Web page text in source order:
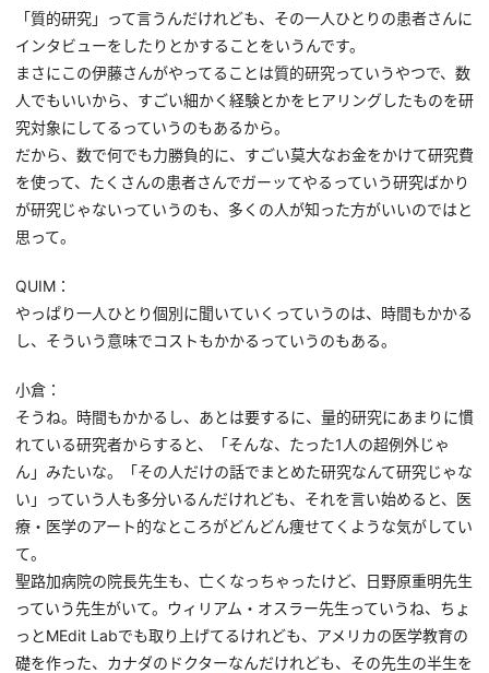
「質的研究」って言うんだけれども、その一人ひとりの患者さんに
インタビューをしたりとかすることをいうんです。
まさにこの伊藤さんがやってることは質的研究っていうやつで、数
人でもいいから、すごい細かく経験とかをヒアリングしたものを研
究対象にしてるっていうのもあるから。
だから、数で何でも力勝負的に、すごい莫大なお金をかけて研究費
を使って、たくさんの患者さんでガーッてやるっていう研究ばかり
が研究じゃないっていうのも、多くの人が知った方がいいのではと
思って。
QUIM：
やっぱり一人ひとり個別に聞いていくっていうのは、時間もかかる
し、そういう意味でコストもかかるっていうのもある。
小倉：
そうね。時間もかかるし、あとは要するに、量的研究にあまりに慣
れている研究者からすると、「そんな、たった1人の超例外じゃ
ん」みたいな。「その人だけの話でまとめた研究なんて研究じゃな
い」っていう人も多分いるんだけれども、それを言い始めると、医
療・医学のアート的なところがどんどん痩せてくような気がしてい
て。
聖路加病院の院長先生も、亡くなっちゃったけど、日野原重明先生
っていう先生がいて。ウィリアム・オスラー先生っていうね、ちょ
っとMEdit Labでも取り上げてるけれども、アメリカの医学教育の
礎を作った、カナダのドクターなんだけれども、その先生の半生を